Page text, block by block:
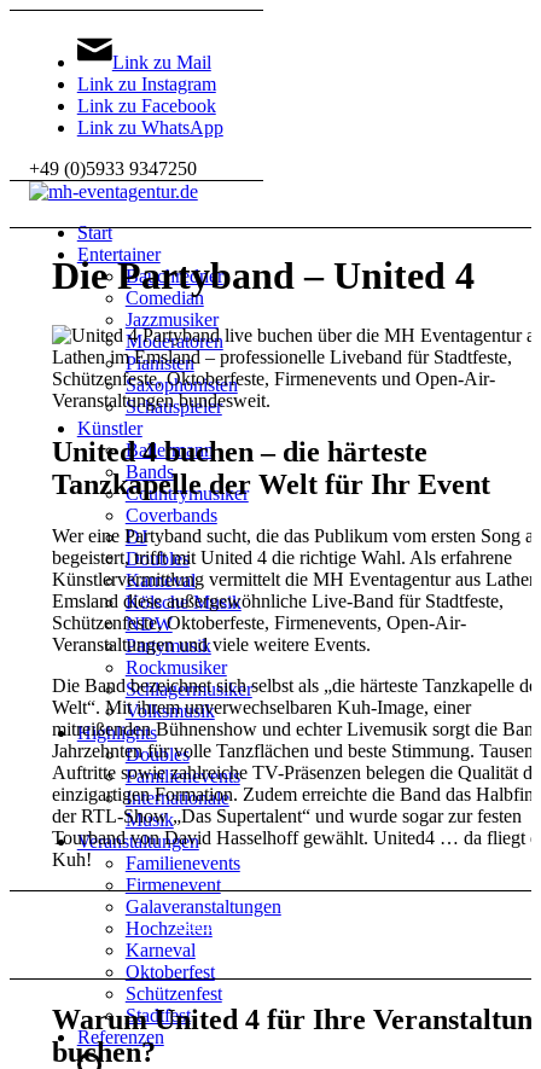
Link zu Mail
Link zu Instagram
Link zu Facebook
Link zu WhatsApp
+49 (0)5933 9347250
Start
Entertainer
Bauchredner
Comedian
Jazzmusiker
Moderatoren
Pianisten
Saxophonisten
Schauspieler
Künstler
Ballermann
Bands
Countrymusiker
Coverbands
DJ
Doubles
Karneval
Kölsche Musik
NDW
Partymusik
Rockmusiker
Schlagermusiker
Volksmusik
Highlights
Doubles
Familienevents
Internationale
Musik
Veranstaltungen
Familienevents
Firmenevent
Galaveranstaltungen
Hochzeiten
Karneval
Oktoberfest
Schützenfest
Stadtfest
Referenzen
Die Partyband – United 4
United 4 buchen – die härteste
Tanzkapelle der Welt für Ihr Event
Wer eine Partyband sucht, die das Publikum vom ersten Song
begeistert, trifft mit United 4 die richtige Wahl. Als erfahrene
Künstlervermittlung vermittelt die MH Eventagentur aus
Emsland diese außergewöhnliche Live-Band für Stadtfeste,
Schützenfeste, Oktoberfeste, Firmenevents, Open-Air-
Veranstaltungen und viele weitere Events.
Die Band bezeichnet sich selbst als „die härteste Tanzkapelle
Welt“. Mit ihrem unverwechselbaren Kuh-Image, einer
mitreißenden Bühnenshow und echter Livemusik sorgt die
Jahrzehnten für volle Tanzflächen und beste Stimmung.
Auftritte sowie zahlreiche TV-Präsenzen belegen die Qualität
einzigartigen Formation. Zudem erreichte die Band das
der RTL-Show „Das Supertalent“ und wurde sogar zur festen
Tourband von David Hasselhoff gewählt. United4 … da fliegt
Kuh!
Künstleranfrage Kontakt
Warum United 4 für Ihre
buchen?